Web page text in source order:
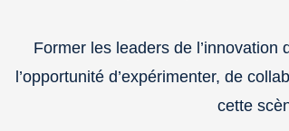
Former les leaders de l’innovation
l’opportunité d’expérimenter, de
cette